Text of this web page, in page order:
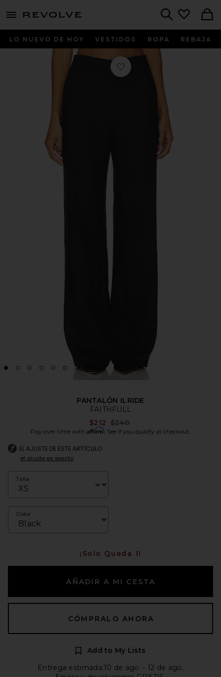
menu - shows more content
LO NUEVO DE HOY VESTIDOS ROPA REBAJA
Favorito PANTALÓN ILRIDE
PANTALÓN ILRIDE
FAITHFULL
$212 Previous price:
$240
Pay over time with Affirm. See if you qualify at checkout.
EL AJUSTE DE ESTE ARTÍCULO
el ajuste es exacto
Talla
Color
¡Solo Queda 1!
AÑADIR A MI CESTA
CÓMPRALO AHORA
Add to My Lists
Entrega estimada:10 de ago. - 12 de ago.